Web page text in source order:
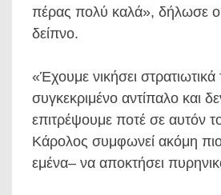
πέρας πολύ καλά», δήλωσε
δείπνο.
«Έχουμε νικήσει στρατιωτικά
συγκεκριμένο αντίπαλο και
επιτρέψουμε ποτέ σε αυτόν
Κάρολος συμφωνεί ακόμη
εμένα– να αποκτήσει